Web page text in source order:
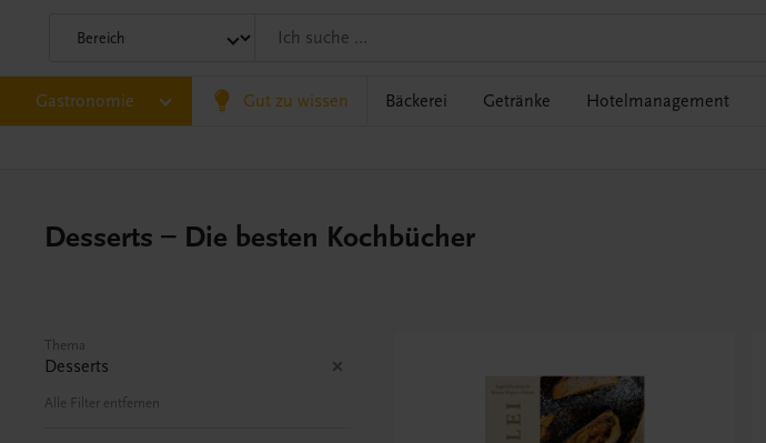
Gastronomie Gut zu wissen Bäckerei Getränke Hotelmanagement
Desserts – Die besten Kochbücher
Thema
Desserts
Alle Filter entfernen